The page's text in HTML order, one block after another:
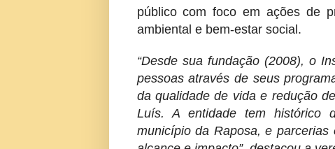
público com foco em ações de
ambiental e bem-estar social.
“Desde sua fundação (2008), o
pessoas através de seus
da qualidade de vida e redução
Luís. A entidade tem histórico
município da Raposa, e